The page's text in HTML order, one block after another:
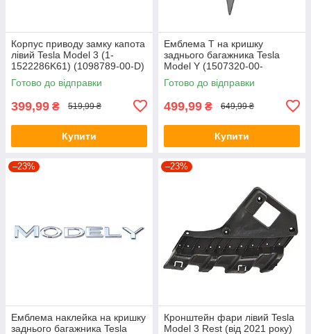
Корпус приводу замку капота
лівий Tesla Model 3 (1-
1522286K61) (1098789-00-D)
Готово до відправки
399,99 ₴ 519,99 ₴
Купити
Емблема T на кришку
заднього багажника Tesla
Model Y (1507320-00-
C/1607786-00-A)
Готово до відправки
499,99 ₴ 649,99 ₴
Купити
–23%
Емблема наклейка на кришку
заднього багажника Tesla
–23%
Кронштейн фари лівий Tesla
Model 3 Rest (від 2021 року)